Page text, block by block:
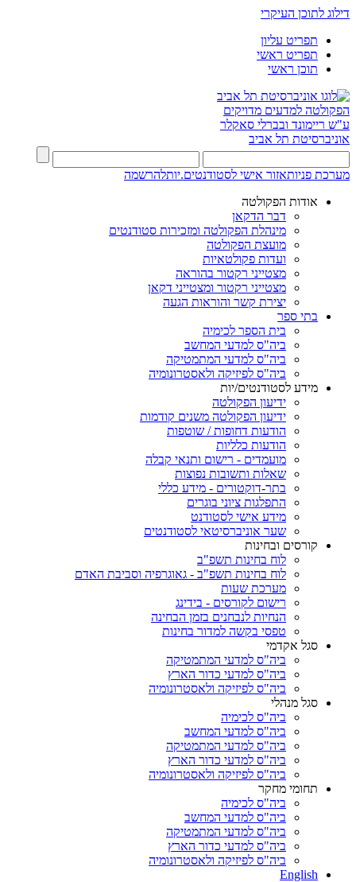
דילוג לתוכן העיקרי
תפריט עליון
תפריט ראשי
תוכן ראשי
הפקולטה למדעים מדויקים
ע"ש ריימונד ובברלי סאקלר
אוניברסיטת תל אביב
מערכת פניותאזור אישי לסטודנטים.יותלהרשמה
אודות הפקולטה
דבר הדקאן
מינהלת הפקולטה ומזכירות סטודנטים
מועצת הפקולטה
ועדות פקולטאיות
מצטייני רקטור בהוראה
מצטייני רקטור ומצטייני דקאן
יצירת קשר והוראות הגעה
בתי ספר
בית הספר לכימיה
ביה"ס למדעי המחשב
ביה"ס למדעי המתמטיקה
ביה"ס לפיזיקה ולאסטרונומיה
מידע לסטודנטים/יות
ידיעון הפקולטה
ידיעון הפקולטה משנים קודמות
הודעות דחופות / שוטפות
הודעות כלליות
מועמדים - רישום ותנאי קבלה
שאלות ותשובות נפוצות
בתר-דוקטורים - מידע כללי
התפלגות ציוני בוגרים
מידע אישי לסטודנט
שער אוניברסיטאי לסטודנטים
קורסים ובחינות
לוח בחינות תשפ"ב
לוח בחינות תשפ"ב - גאוגרפיה וסביבת האדם
מערכת שעות
רישום לקורסים - בידינג
הנחיות לנבחנים בזמן הבחינה
טפסי בקשה למדור בחינות
סגל אקדמי
ביה"ס למדעי המתמטיקה
ביה"ס למדעי כדור הארץ
ביה"ס לפיזיקה ולאסטרונומיה
סגל מנהלי
ביה"ס לכימיה
ביה"ס למדעי המחשב
ביה"ס למדעי המתמטיקה
ביה"ס למדעי כדור הארץ
ביה"ס לפיזיקה ולאסטרונומיה
תחומי מחקר
ביה"ס לכימיה
ביה"ס למדעי המחשב
ביה"ס למדעי המתמטיקה
ביה"ס למדעי כדור הארץ
ביה"ס לפיזיקה ולאסטרונומיה
English